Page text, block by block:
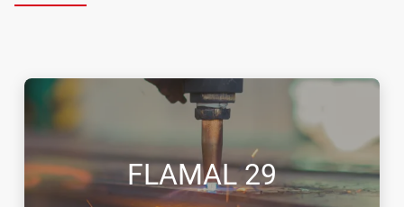
FLAMAL 29